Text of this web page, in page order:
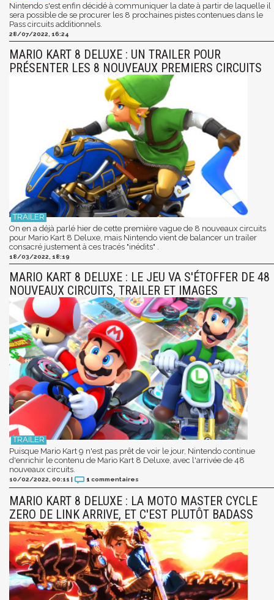
Nintendo s'est enfin décidé à communiquer la date à partir de laquelle il
sera possible de se procurer les 8 prochaines pistes contenues dans le
Pass circuits additionnels.
28/07/2022, 16:24
MARIO KART 8 DELUXE : UN TRAILER POUR
PRÉSENTER LES 8 NOUVEAUX PREMIERS CIRCUITS
On en a déjà parlé hier de cette première vague de 8 nouveaux circuits
pour Mario Kart 8 Deluxe, mais Nintendo vient de balancer un trailer
consacré justement à ces tracés "inédits" .
18/03/2022, 18:19
MARIO KART 8 DELUXE : LE JEU VA S'ÉTOFFER DE 48
NOUVEAUX CIRCUITS, TRAILER ET IMAGES
Puisque Mario Kart 9 n'est pas prêt de voir le jour, Nintendo continue
d'enrichir le contenu de Mario Kart 8 Deluxe, avec l'arrivée de 48
nouveaux circuits.
10/02/2022, 00:11 | 1 commentaires
MARIO KART 8 DELUXE : LA MOTO MASTER CYCLE
ZERO DE LINK ARRIVE, ET C'EST PLUTÔT BADASS